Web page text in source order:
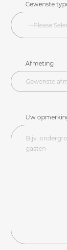
Gewenste
Afmeting
Uw